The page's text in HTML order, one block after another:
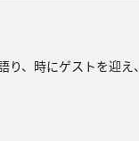
、時にゲストを迎え